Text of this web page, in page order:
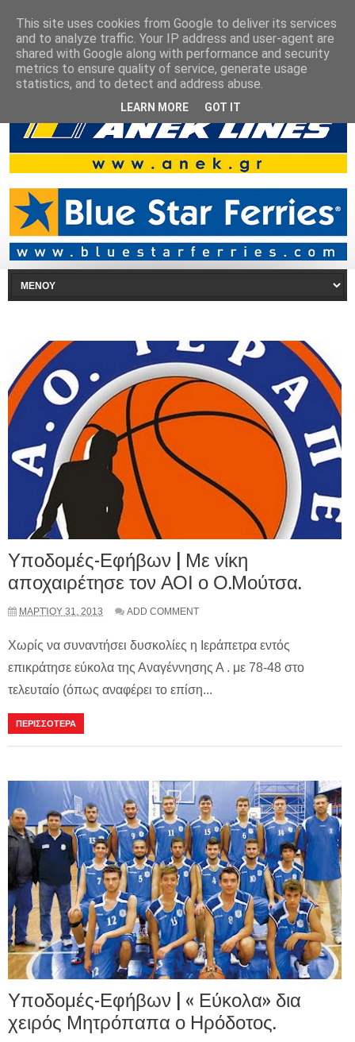
Υποδομές-Εφήβων | Με νίκη
αποχαιρέτησε τον ΑΟΙ ο Ο.Μούτσα.
ΜΑΡΤΊΟΥ 31, 2013 ADD COMMENT
Χωρίς να συναντήσει δυσκολίες η Ιεράπετρα εντός
επικράτησε εύκολα της Αναγέννησης Α . με 78-48 στο
τελευταίο (όπως αναφέρει το επίση...
ΠΕΡΙΣΣΟΤΕΡΑ
Υποδομές-Εφήβων | « Εύκολα» δια
χειρός Μητρόπαπα ο Ηρόδοτος.
This site uses cookies from Google to deliver its services
and to analyze traffic. Your IP address and user-agent are
shared with Google along with performance and security
metrics to ensure quality of service, generate usage
statistics, and to detect and address abuse.
LEARN MORE GOT IT